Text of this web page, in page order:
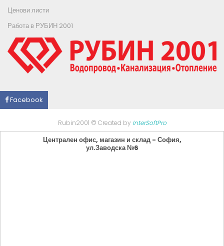
Ценови листи
Работа в РУБИН 2001
Facebook
Rubin2001 © Created by InterSoftPro
Централен офис, магазин и склад - София,
ул.Заводска №6